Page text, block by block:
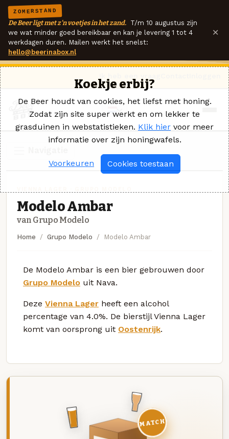
ZOMERSTAND
De Beer ligt met z'n voetjes in het zand. T/m 10 augustus zijn
we wat minder goed bereikbaar en kan je levering 1 tot 4
werkdagen duren. Mailen werkt het snelst:
hello@beerinabox.nl
×
Modelo Ambar
van Grupo Modelo
Home Grupo Modelo Modelo Ambar
De Modelo Ambar is een bier gebrouwen door
Grupo Modelo uit Nava.
Deze Vienna Lager heeft een alcohol
percentage van 4.0%. De bierstijl Vienna Lager
komt van oorsprong uit Oostenrijk.
MATCH
Koekje erbij?
De Beer houdt van cookies, het liefst met honing.
Zodat zijn site super werkt en om lekker te
grasduinen in webstatistieken. Klik hier voor meer
informatie over zijn honingwafels.
Voorkeuren Cookies toestaan